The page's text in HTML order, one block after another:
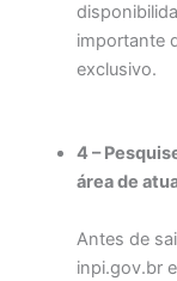
importante
exclusivo.
4 –
área de
Antes de
inpi.gov.br